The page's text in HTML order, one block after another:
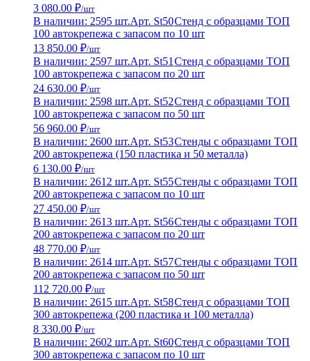
3 080.00 ₽/шт
В наличии: 2595 шт.Арт. St50Стенд с образцами ТОП
100 автокрепежа с запасом по 10 шт
13 850.00 ₽/шт
В наличии: 2597 шт.Арт. St51 Стенд с образцами ТОП
100 автокрепежа с запасом по 20 шт
24 630.00 ₽/шт
В наличии: 2598 шт.Арт. St52Стенд с образцами ТОП
100 автокрепежа с запасом по 50 шт
56 960.00 ₽/шт
В наличии: 2600 шт.Арт. St53Стенды с образцами ТОП
200 автокрепежа (150 пластика и 50 металла)
6 130.00 ₽/шт
В наличии: 2612 шт.Арт. St55Стенды с образцами ТОП
200 автокрепежа с запасом по 10 шт
27 450.00 ₽/шт
В наличии: 2613 шт.Арт. St56Стенды с образцами ТОП
200 автокрепежа с запасом по 20 шт
48 770.00 ₽/шт
В наличии: 2614 шт.Арт. St57Стенды с образцами ТОП
200 автокрепежа с запасом по 50 шт
112 720.00 ₽/шт
В наличии: 2615 шт.Арт. St58Стенд с образцами ТОП
300 автокрепежа (200 пластика и 100 металла)
8 330.00 ₽/шт
В наличии: 2602 шт.Арт. St60Стенд с образцами ТОП
300 автокрепежа с запасом по 10 шт